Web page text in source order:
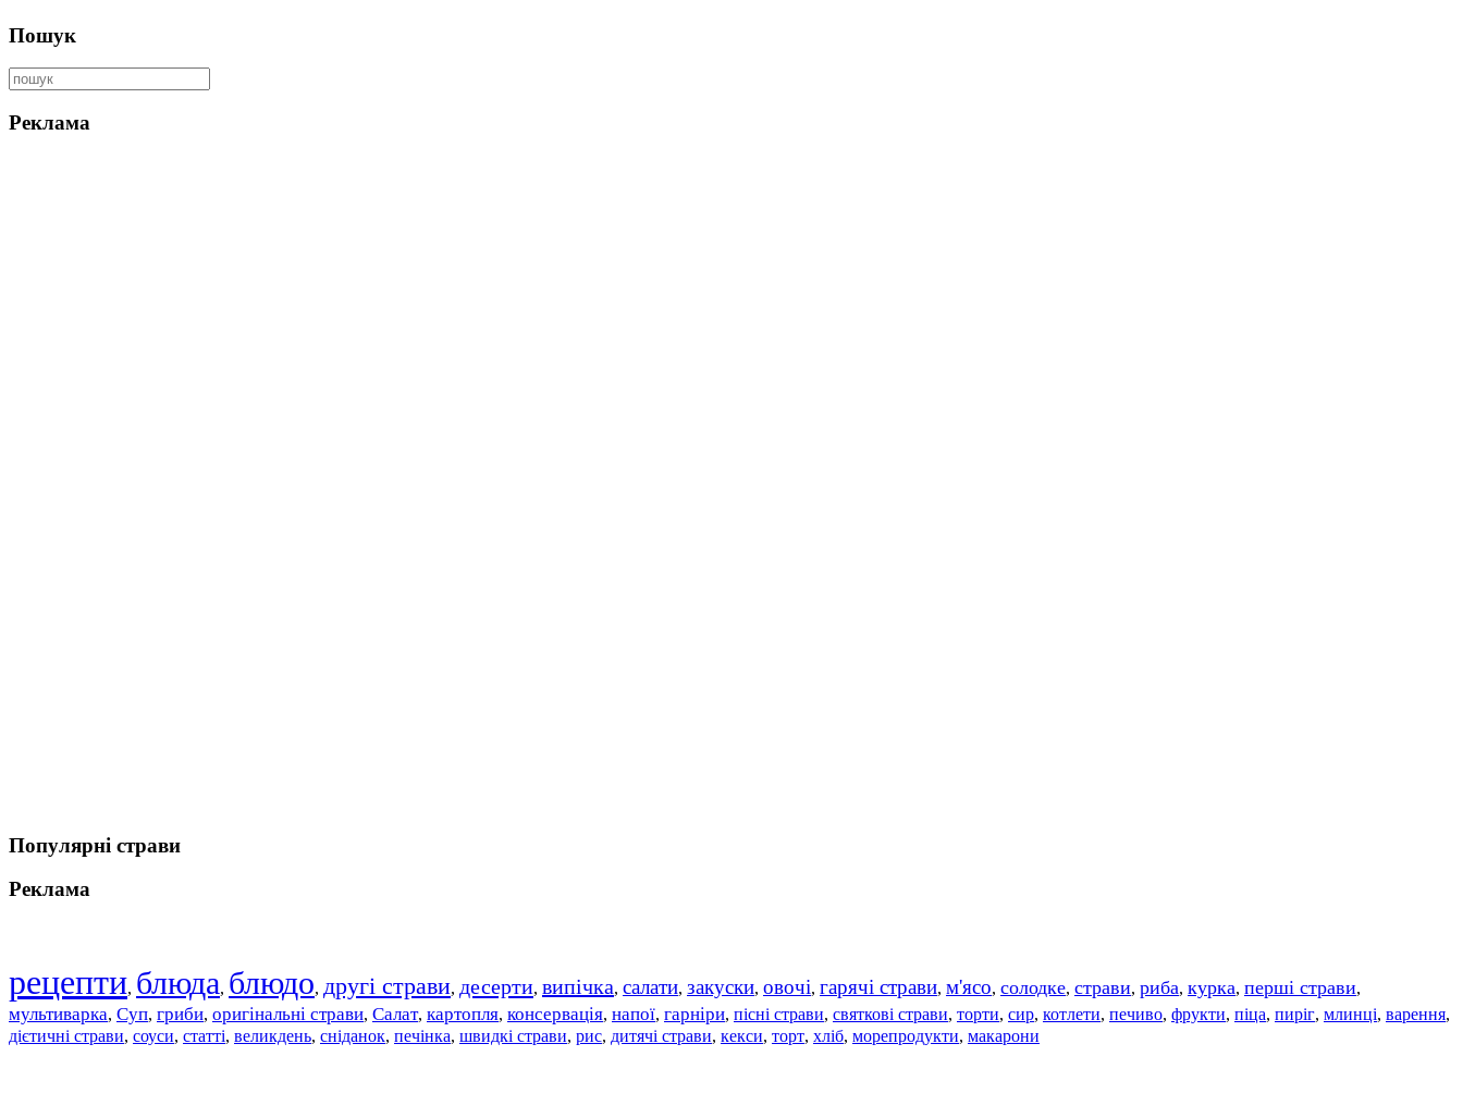
Пошук
Реклама
Популярні страви
Реклама
рецепти, блюда, блюдо, другі страви, десерти, випічка, салати, закуски, овочі, гарячі страви, м'ясо, солодке, страви, риба, курка, перші страви,
мультиварка, Суп, гриби, оригінальні страви, Салат, картопля, консервація, напої, гарніри, пісні страви, святкові страви, торти, сир, котлети, печиво, фрукти, піца, пиріг, млинці, варення,
дієтичні страви, соуси, статті, великдень, сніданок, печінка, швидкі страви, рис, дитячі страви, кекси, торт, хліб, морепродукти, макарони